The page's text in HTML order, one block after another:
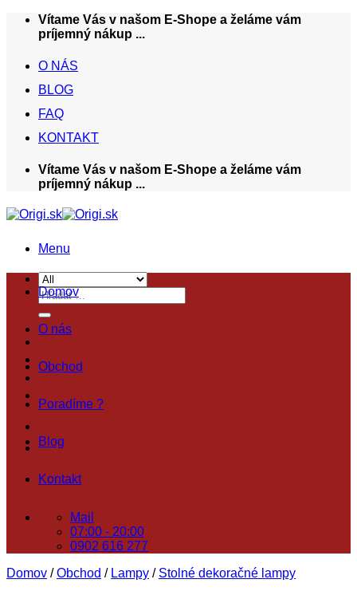
Skip
Vítame Vás v našom E-Shope a želáme vám
príjemný nákup ...
O NÁS
BLOG
FAQ
KONTAKT
Vítame Vás v našom E-Shope a želáme vám
príjemný nákup ...
Menu
Hľadať:
Domov
O nás
Obchod
Poradíme ?
Blog
Kontakt
Mail
07:00 - 20:00
0902 616 277
Domov / Obchod / Lampy / Stolné dekoračné lampy